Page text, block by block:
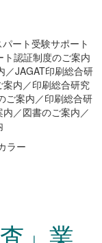
ート受験サポート
認証制度のご案内
／JAGAT印刷総合研
内／印刷総合研究
ご案内／印刷総合研
／図書のご案内／
ラー
」業